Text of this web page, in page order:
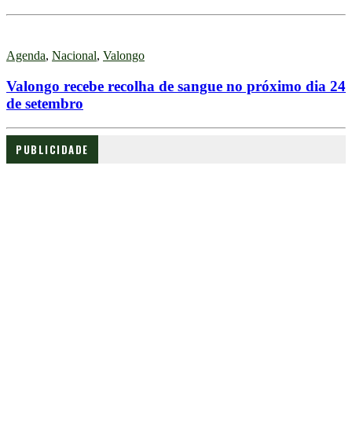
Agenda, Nacional, Valongo
Valongo recebe recolha de sangue no próximo dia 24
de setembro
PUBLICIDADE